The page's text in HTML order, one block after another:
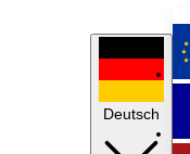
Deutsch